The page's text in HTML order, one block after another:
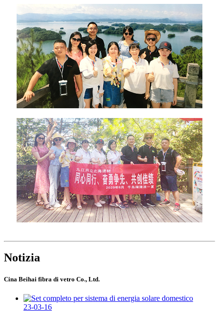
Notizia
Cina Beihai fibra di vetro Co., Ltd.
23-03-16